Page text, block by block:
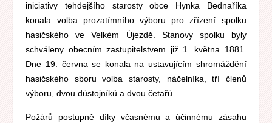
iniciativy tehdejšího starosty obce Hynka Bednaříka
konala volba prozatímního výboru pro zřízení spolku
hasičského ve Velkém Újezdě. Stanovy spolku byly
schváleny obecním zastupitelstvem již 1. května 1881.
Dne 19. června se konala na ustavujícím shromáždění
hasičského sboru volba starosty, náčelníka, tří členů
výboru, dvou důstojníků a dvou četařů.
Požárů postupně díky včasnému a účinnému zásahu